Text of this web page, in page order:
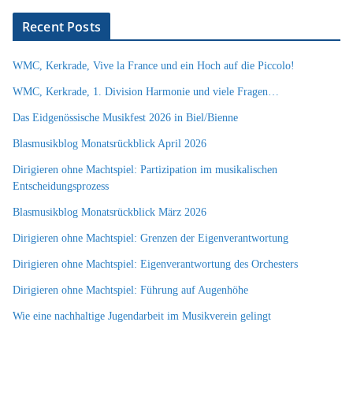
Recent Posts
WMC, Kerkrade, Vive la France und ein Hoch auf die Piccolo!
WMC, Kerkrade, 1. Division Harmonie und viele Fragen…
Das Eidgenössische Musikfest 2026 in Biel/Bienne
Blasmusikblog Monatsrückblick April 2026
Dirigieren ohne Machtspiel: Partizipation im musikalischen
Entscheidungsprozess
Blasmusikblog Monatsrückblick März 2026
Dirigieren ohne Machtspiel: Grenzen der Eigenverantwortung
Dirigieren ohne Machtspiel: Eigenverantwortung des Orchesters
Dirigieren ohne Machtspiel: Führung auf Augenhöhe
Wie eine nachhaltige Jugendarbeit im Musikverein gelingt